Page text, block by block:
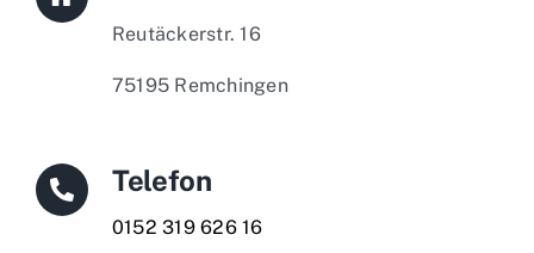
Reutäckerstr. 16
75195 Remchingen
Telefon
0152 319 626 16